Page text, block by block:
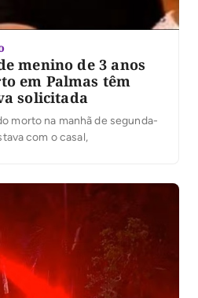
menino de 3 anos
em Palmas têm
solicitada
morto na manhã de segunda-
com o casal,